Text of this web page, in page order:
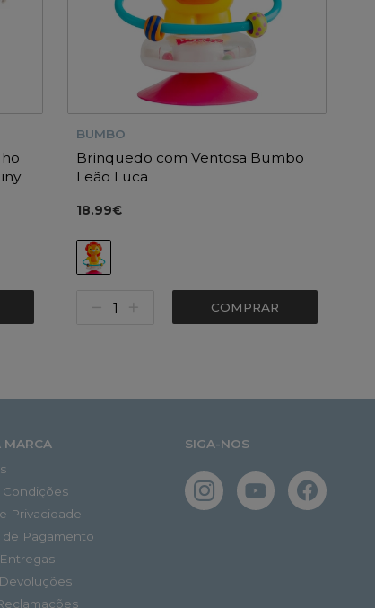
BUMBO
Brinquedo com Ventosa Bumbo
Leão Luca
18.99€
COMPRAR
MARCA
Condições
Privacidade
Pagamento
SIGA-NOS